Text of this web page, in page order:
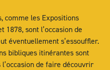
comme les Expositions
1878, sont l’occasion de
éventuellement s’essouffler.
bibliques itinérantes sont
de faire découvrir